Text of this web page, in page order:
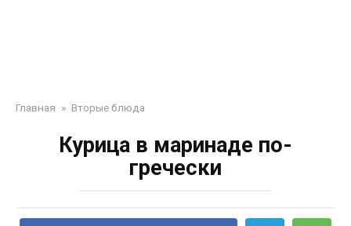
Главная » Вторые блюда
Курица в маринаде по-
гречески